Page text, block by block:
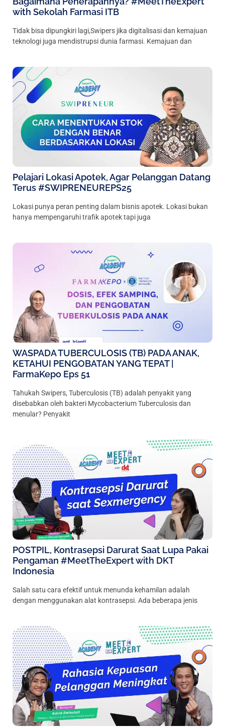
with Sekolah Farmasi ITB
Tidak bisa dipungkiri lagi,Swipers jika digitalisasi dan kemajuan
teknologi juga mendistrupsi dunia farmasi. Kemajuan dan
Pelajari Lokasi Apotek, Agar Pelanggan Datang
Terus #SWIPRENEUREPS25
Lokasi punya peran penting dalam bisnis apotek. Lokasi bukan
hanya mempengaruhi trafik apotek tapi juga
WASPADA TUBERCULOSIS (TB) PADA ANAK,
KETAHUI PENGOBATAN YANG TEPAT |
FarmaKepo Eps 51
Tahukah Swipers, Tuberculosis (TB) adalah penyakit yang
disebabkan oleh bakteri Mycobacterium Tuberculosis dan
menular? Penyakit
POSTPIL, Kontrasepsi Darurat Saat Lupa Pakai
Pengaman #MeetTheExpert with DKT
Indonesia
Salah satu cara efektif untuk menunda kehamilan adalah
dengan menggunakan alat kontrasepsi. Ada beberapa jenis